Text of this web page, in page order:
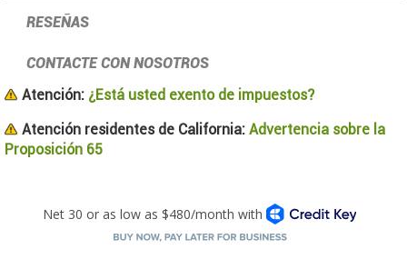
RESEÑAS
CONTACTE CON NOSOTROS
Atención: ¿Está usted exento de impuestos?
Atención residentes de California: Advertencia sobre la
Proposición 65